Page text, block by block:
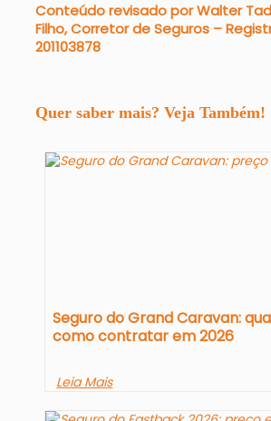
Conteúdo revisado por Walter
Filho, Corretor de Seguros –
201103878
Quer saber mais? Veja Também!
Seguro do Grand Caravan:
como contratar em 2026
Leia Mais